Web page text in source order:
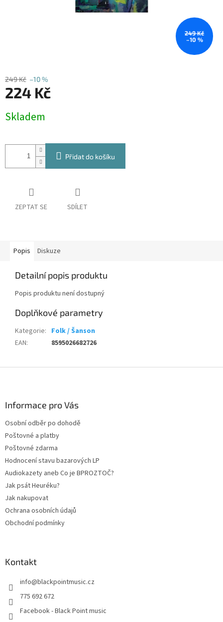
249 Kč
–10 %
249 Kč –10 %
224 Kč
cena:
Skladem
Přidat do košíku
ZEPTAT SE SDÍLET
Popis Diskuze
Detailní popis produktu
Popis produktu není dostupný
Doplňkové parametry
Kategorie: Folk / Šanson
EAN: 8595026682726
Informace pro Vás
Osobní odběr po dohodě
Poštovné a platby
Poštovné zdarma
Hodnocení stavu bazarových LP
Audiokazety aneb Co je BPROZTOČ?
Jak psát Heuréku?
Jak nakupovat
Ochrana osobních údajů
Obchodní podmínky
Kontakt
info@blackpointmusic.cz
775 692 672
Facebook - Black Point music